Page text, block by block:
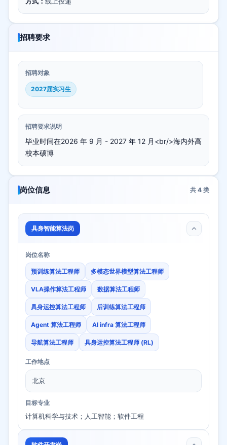
招聘要求
招聘对象
2027届实习生
招聘要求说明
毕业时间在2026 年 9 月 - 2027 年 12 月<br/>海内外高
校本硕博
岗位信息 共 4 类
具身智能算法岗
岗位名称
预训练算法工程师 多模态世界模型算法工程师
VLA操作算法工程师 数据算法工程师
具身运控算法工程师 后训练算法工程师
Agent 算法工程师 AI infra 算法工程师
导航算法工程师 具身运控算法工程师 (RL)
工作地点
北京
目标专业
计算机科学与技术；人工智能；软件工程